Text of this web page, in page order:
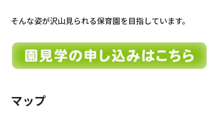
そんな姿が沢山見られる保育園を目指しています。
マップ